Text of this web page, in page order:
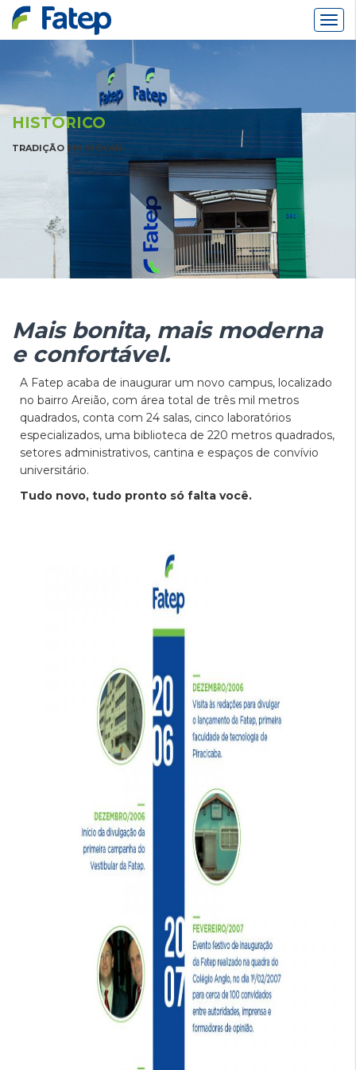
HISTÓRICO
TRADIÇÃO EM INOVAR.
Mais bonita, mais moderna
e confortável.
A Fatep acaba de inaugurar um novo campus, localizado
no bairro Areião, com área total de três mil metros
quadrados, conta com 24 salas, cinco laboratórios
especializados, uma biblioteca de 220 metros quadrados,
setores administrativos, cantina e espaços de convívio
universitário.
Tudo novo, tudo pronto só falta você.